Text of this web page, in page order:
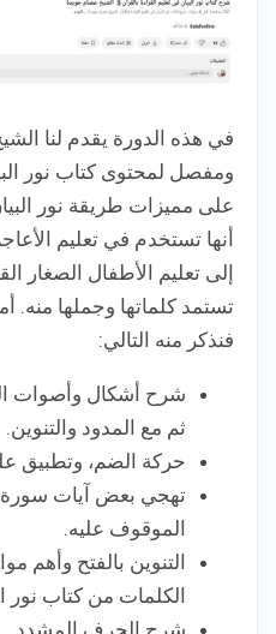
في هذه الدورة يقدم لنا
ومفصل لمحتوى كتاب نور
على مميزات طريقة نور
أنها تستخدم في تعليم
إلى تعليم الأطفال الصغار
تستمد كلماتها وجملها منه.
فنذكر منه التالي:
شرح أشكال وأصوات
ثم مع المدود والتنوين.
حركة الضم، وتطبيق
تهجي بعض آيات سورة
الموقوف عليه.
التنوين بالفتح
الكلمات من كتاب نور